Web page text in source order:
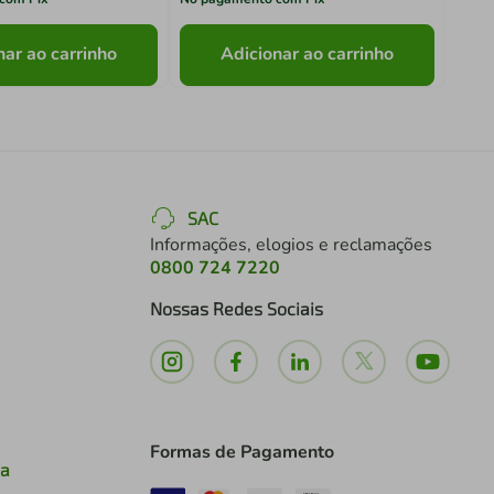
ao carrinho Adicionar ao carrinho
SAC
Informações, elogios e reclamações
0800 724 7220
Nossas Redes Sociais
Formas de Pagamento